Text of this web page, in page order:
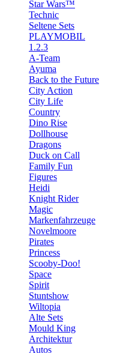
Star Wars™
Technic
Seltene Sets
PLAYMOBIL
1.2.3
A-Team
Ayuma
Back to the Future
City Action
City Life
Country
Dino Rise
Dollhouse
Dragons
Duck on Call
Family Fun
Figures
Heidi
Knight Rider
Magic
Markenfahrzeuge
Novelmoore
Pirates
Princess
Scooby-Doo!
Space
Spirit
Stuntshow
Wiltopia
Alte Sets
Mould King
Architektur
Autos